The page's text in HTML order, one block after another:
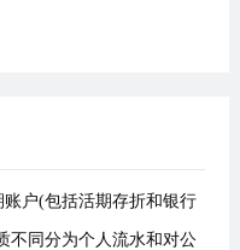
户(包括活期存折和银行
不同分为个人流水和对公